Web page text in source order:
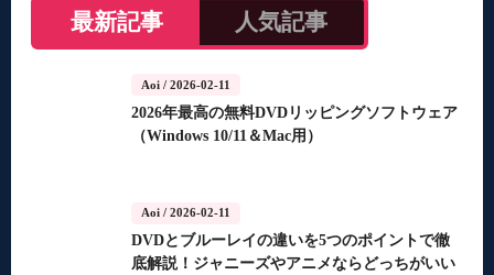
最新記事 人気記事
Aoi/ 2026-02-11
2026年最高の無料DVDリッピングソフトウェア
（Windows 10/11＆Mac用）
Aoi/ 2026-02-11
DVDとブルーレイの違いを5つのポイントで徹
底解説！ジャニーズやアニメならどっちがいい